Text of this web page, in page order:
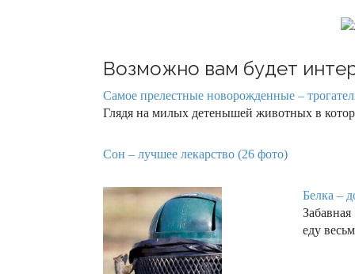
Возможно вам будет
Самое прелестные новорожденные –
Глядя на милых детенышей животных в
Сон – лучшее лекарство (26 фото)
Белка –
еду